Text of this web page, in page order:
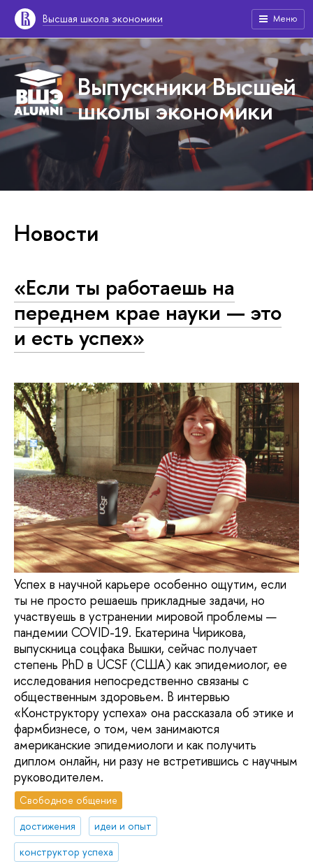
Высшая школа экономики Меню
Выпускники Высшей
школы экономики
Новости
«Если ты работаешь на
переднем крае науки — это
и есть успех»
Успех в научной карьере особенно ощутим, если
ты не просто решаешь прикладные задачи, но
участвуешь в устранении мировой проблемы —
пандемии COVID-19. Екатерина Чирикова,
выпускница соцфака Вышки, сейчас получает
степень PhD в UCSF (США) как эпидемиолог, ее
исследования непосредственно связаны с
общественным здоровьем. В интервью
«Конструктору успеха» она рассказала об этике и
фармбизнесе, о том, чем занимаются
американские эпидемиологи и как получить
диплом онлайн, ни разу не встретившись с научным
руководителем.
Свободное общение
достижения
идеи и опыт
конструктор успеха